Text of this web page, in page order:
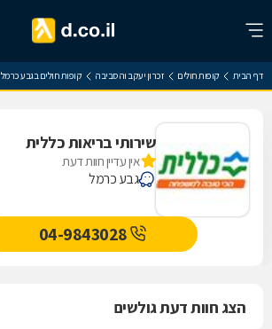
דף הבית קופות חולים זכרון יעקב והסביבה קופות חולים בגבע כרמל
שירותי בריאות כללית
אין עדיין חוות דעת
גבע כרמל
04-9843028
הצג חוות דעת גולשים